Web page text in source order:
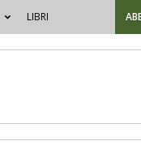
LIBRI